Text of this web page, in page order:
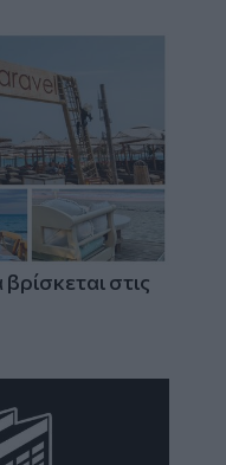
στις